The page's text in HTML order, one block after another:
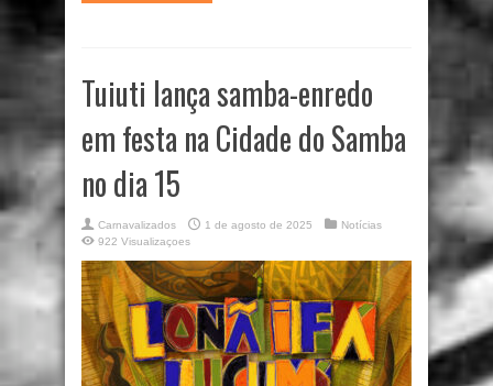
Tuiuti lança samba-enredo
em festa na Cidade do Samba
no dia 15
Carnavalizados 1 de agosto de 2025
Notícias
922 Visualizaçoes